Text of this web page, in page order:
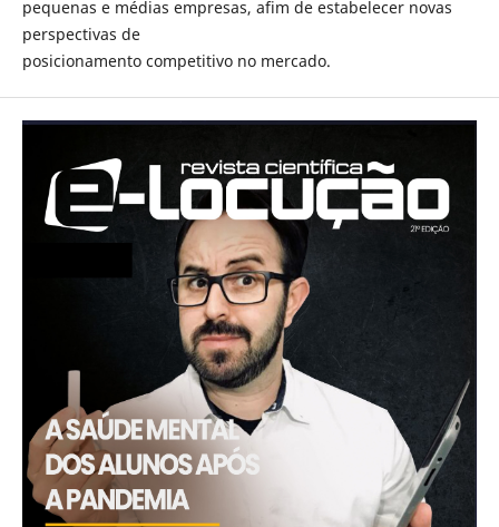
pequenas e médias empresas, afim de estabelecer novas
perspectivas de
posicionamento competitivo no mercado.